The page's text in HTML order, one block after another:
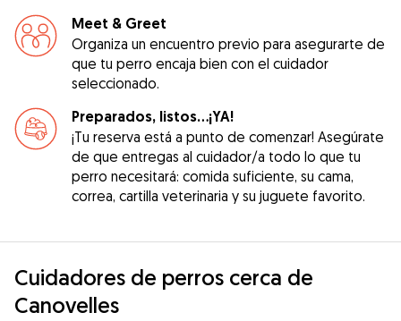
Meet & Greet
Organiza un encuentro previo para asegurarte de
que tu perro encaja bien con el cuidador
seleccionado.
Preparados, listos...¡YA!
¡Tu reserva está a punto de comenzar! Asegúrate
de que entregas al cuidador/a todo lo que tu
perro necesitará: comida suficiente, su cama,
correa, cartilla veterinaria y su juguete favorito.
Cuidadores de perros cerca de
Canovelles